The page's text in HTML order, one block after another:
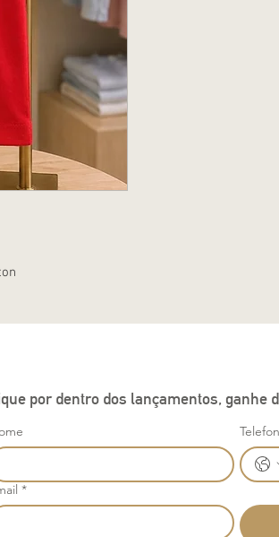
por dentro dos lançamentos, ganhe
*